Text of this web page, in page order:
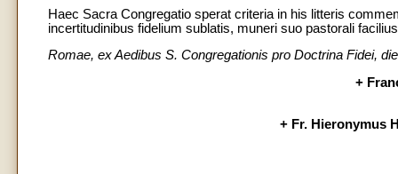
Haec Sacra Congregatio sperat criteria in his litteris
incertitudinibus fidelium sublatis, muneri suo pastorali
Romae, ex Aedibus S. Congregationis pro Doctrina Fidei,
+
+ Fr. Hieronymus